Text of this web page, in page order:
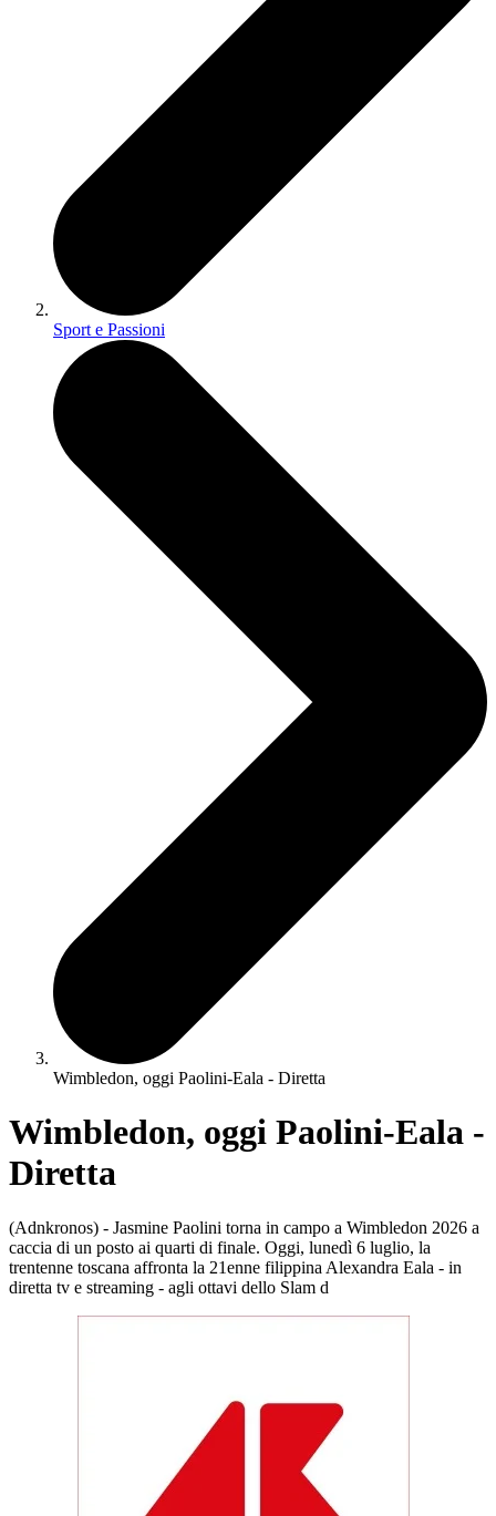
Sport e Passioni
Wimbledon, oggi Paolini-Eala - Diretta
Wimbledon, oggi Paolini-Eala -
Diretta
(Adnkronos) - Jasmine Paolini torna in campo a Wimbledon 2026 a
caccia di un posto ai quarti di finale. Oggi, lunedì 6 luglio, la
trentenne toscana affronta la 21enne filippina Alexandra Eala - in
diretta tv e streaming - agli ottavi dello Slam d